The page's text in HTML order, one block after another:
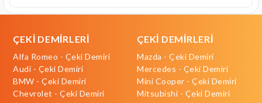
ÇEKİ DEMİRLERİ
Alfa Romeo - Çeki Demiri
Audi - Çeki Demiri
BMW - Çeki Demiri
Chevrolet - Çeki Demiri
ÇEKİ DEMİRLERİ
Mazda - Çeki Demiri
Mercedes - Çeki Demiri
Mini Cooper - Çeki Demiri
Mitsubishi - Çeki Demiri